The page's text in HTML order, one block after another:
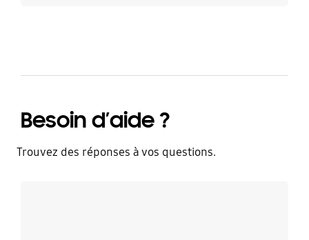
Besoin d’aide ?
Trouvez des réponses à vos questions.